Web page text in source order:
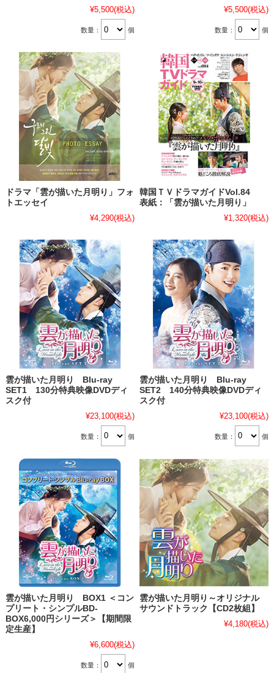
¥5,500(税込)
数量： 個
¥5,500(税込)
数量： 個
ドラマ「雲が描いた月明り」フォ
トエッセイ
¥4,290(税込)
韓国ＴＶドラマガイドVol.84
表紙：「雲が描いた月明り」
¥1,320(税込)
雲が描いた月明り Blu-ray
SET1 130分特典映像DVDディ
スク付
¥23,100(税込)
数量： 個
雲が描いた月明り Blu-ray
SET2 140分特典映像DVDディ
スク付
¥23,100(税込)
数量： 個
雲が描いた月明り BOX1 ＜コン
プリート・シンプルBD‐
BOX6,000円シリーズ＞【期間限
定生産】
¥6,600(税込)
数量： 個
雲が描いた月明り～オリジナル
サウンドトラック【CD2枚組】
¥4,180(税込)